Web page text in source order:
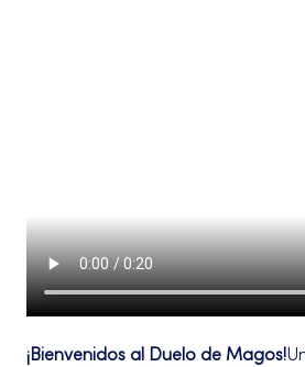
¡Bienvenidos al Duelo de Magos!